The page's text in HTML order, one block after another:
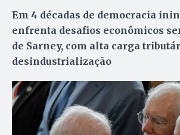
Em 4 décadas de democracia
enfrenta desafios econômicos
de Sarney, com alta carga
desindustrialização